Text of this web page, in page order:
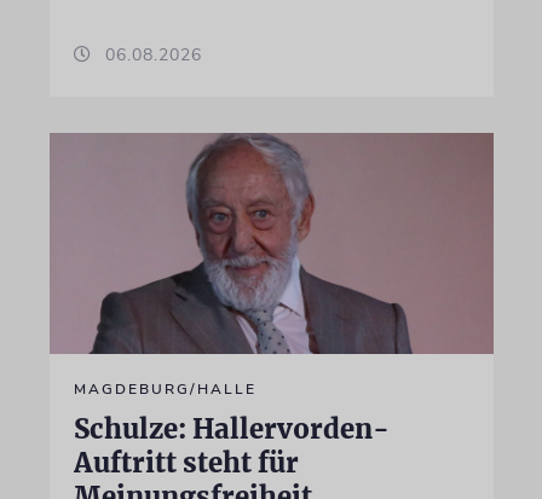
06.08.2026
MAGDEBURG/HALLE
Schulze: Hallervorden-
Auftritt steht für